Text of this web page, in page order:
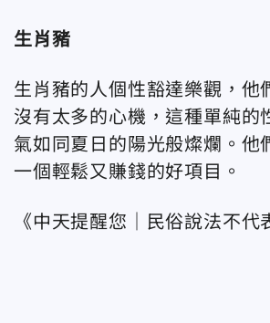
生肖豬
生肖豬的人個性豁達樂觀，他
沒有太多的心機，這種單純的
氣如同夏日的陽光般燦爛。他
一個輕鬆又賺錢的好項目。
《中天提醒您｜民俗說法不